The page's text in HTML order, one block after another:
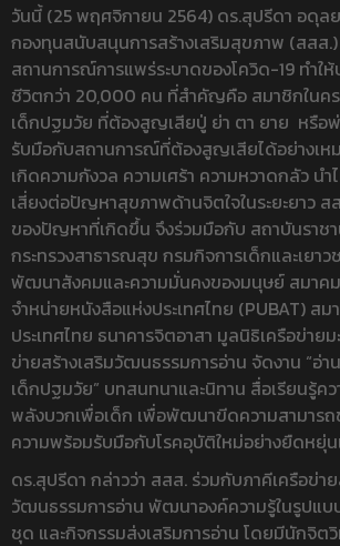
วันนี้ (25 พฤศจิกายน 2564) ดร.สุปรีดา อดุล
กองทุนสนับสนุนการสร้างเสริมสุขภาพ (สสส.)
สถานการณ์การแพร่ระบาดของโควิด-19 ทำให้
ชีวิตกว่า 20,000 คน ที่สำคัญคือ สมาชิกในคร
เด็กปฐมวัย ที่ต้องสูญเสียปู่ ย่า ตา ยาย หรือ
รับมือกับสถานการณ์ที่ต้องสูญเสียได้อย่างเห
เกิดความกังวล ความเศร้า ความหวาดกลัว นำ
เสี่ยงต่อปัญหาสุขภาพด้านจิตใจในระยะยาว
ของปัญหาที่เกิดขึ้น จึงร่วมมือกับ สถาบันรา
กระทรวงสาธารณสุข กรมกิจการเด็กและเยาว
พัฒนาสังคมและความมั่นคงของมนุษย์ สมา
จำหน่ายหนังสือแห่งประเทศไทย (PUBAT) ส
ประเทศไทย ธนาคารจิตอาสา มูลนิธิเครือข่ายม
ข่ายสร้างเสริมวัฒนธรรมการอ่าน จัดงาน “อ่า
เด็กปฐมวัย” บทสนทนาและนิทาน สื่อเรียนรู้ค
พลังบวกเพื่อเด็ก เพื่อพัฒนาขีดความสามารถ
ความพร้อมรับมือกับโรคอุบัติใหม่อย่างยืดหยุ่
ดร.สุปรีดา กล่าวว่า สสส. ร่วมกับภาคีเครือข่าย
วัฒนธรรมการอ่าน พัฒนาองค์ความรู้ในรูปแ
ชุด และกิจกรรมส่งเสริมการอ่าน โดยมีนักจิต